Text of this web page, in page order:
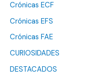
Crónicas ECF
Crónicas EFS
Crónicas FAE
CURIOSIDADES
DESTACADOS